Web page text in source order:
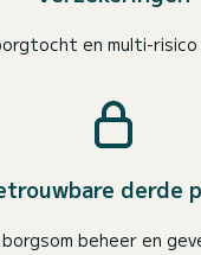
en multi-risico
derde
beheer en